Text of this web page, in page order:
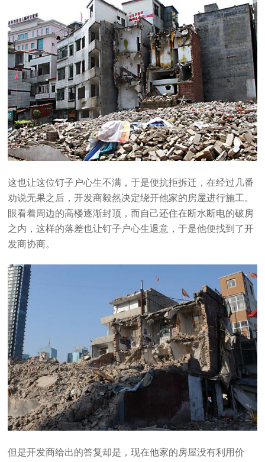
这也让这位钉子户心生不满，于是便抗拒拆迁，在经过几番
劝说无果之后，开发商毅然决定绕开他家的房屋进行施工。
眼看着周边的高楼逐渐封顶，而自己还住在断水断电的破房
之内，这样的落差也让钉子户心生退意，于是他便找到了开
发商协商。
但是开发商给出的答复却是，现在他家的房屋没有利用价